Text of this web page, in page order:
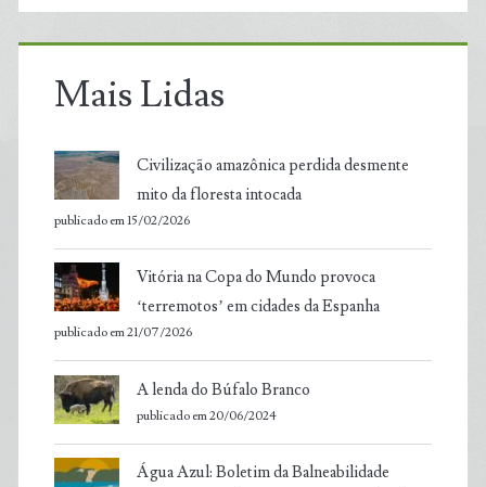
Mais Lidas
Civilização amazônica perdida desmente
mito da floresta intocada
publicado em 15/02/2026
Vitória na Copa do Mundo provoca
‘terremotos’ em cidades da Espanha
publicado em 21/07/2026
A lenda do Búfalo Branco
publicado em 20/06/2024
Água Azul: Boletim da Balneabilidade